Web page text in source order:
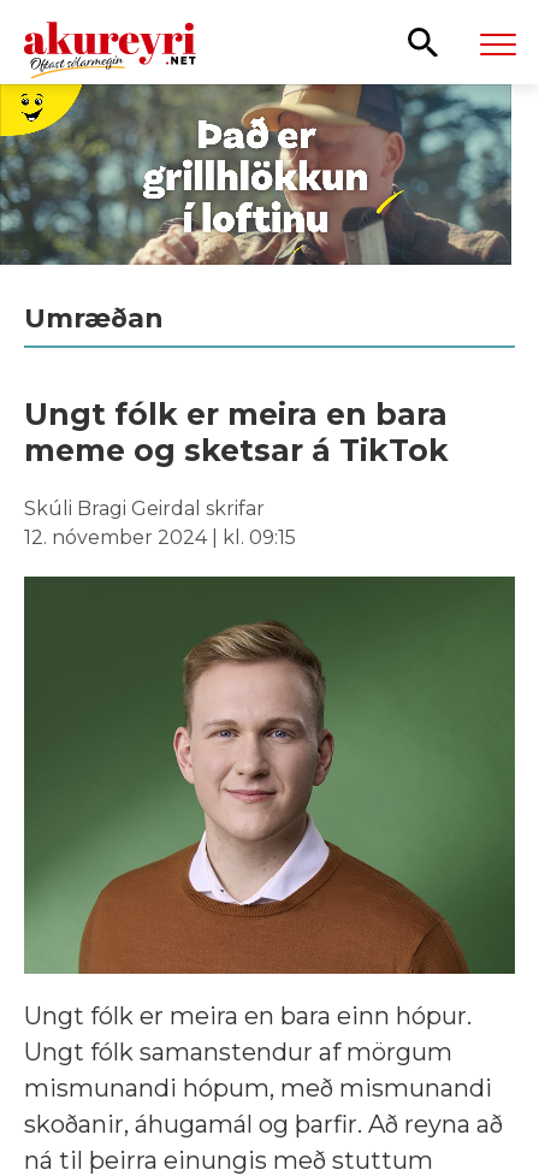
Leita
Umræðan
Ungt fólk er meira en bara
meme og sketsar á TikTok
Skúli Bragi Geirdal skrifar
12. nóvember 2024 | kl. 09:15
Ungt fólk er meira en bara einn hópur.
Ungt fólk samanstendur af mörgum
mismunandi hópum, með mismunandi
skoðanir, áhugamál og þarfir. Að reyna að
ná til þeirra einungis með stuttum